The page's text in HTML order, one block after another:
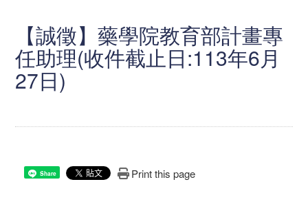
【誠徵】藥學院教育部計畫專
任助理(收件截止日:113年6月
27日)
Share Print this page